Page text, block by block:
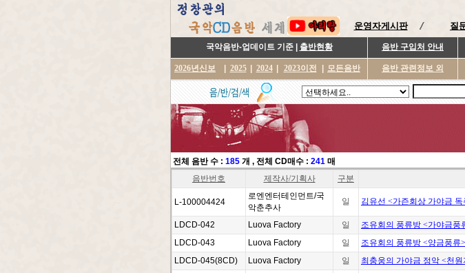
운영자게시판 질
국악음반-업데이트 기준 | 출반현황 음반 구입처 안내
2026년신보 2025 2024 2023이전 모든음반 음반 관련정보 외
전체 음반 수 : 185 개 , 전체 CD매수 : 241 매
음반번호
제작사/기획사 구분
L-100004424
로엔엔터테인먼트/국
악춘추사
일 김유선 <가즌회상 가야금 독
LDCD-042 Luova Factory 일 조유회의 풍류방 <가야금풍
LDCD-043
Luova Factory 일 조유회의 풍류방 <양금풍류>
LDCD-045(8CD)
Luova Factory 일 최충웅의 가야금 정악 <천